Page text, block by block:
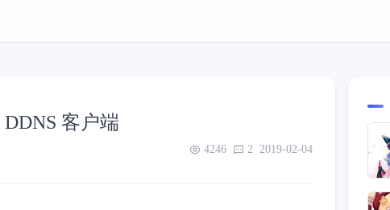
DDNS 客户端
4246 2 2019-02-04